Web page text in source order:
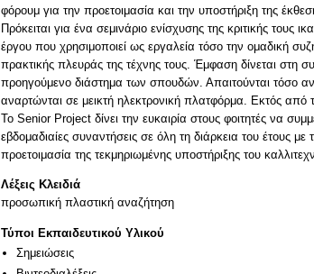
φόρουμ για την προετοιμασία και την υποστήριξη της
Πρόκειται για ένα σεμινάριο ενίσχυσης της κριτικής τους
έργου που χρησιμοποιεί ως εργαλεία τόσο την ομαδική
πρακτικής πλευράς της τέχνης τους. Έμφαση δίνεται στη
προηγούμενο διάστημα των σπουδών. Απαιτούνται τόσο
αναρτώνται σε μεικτή ηλεκτρονική πλατφόρμα. Εκτός από
Το Senior Project δίνει την ευκαιρία στους φοιτητές να
εβδομαδιαίες συναντήσεις σε όλη τη διάρκεια του έτους
προετοιμασία της τεκμηριωμένης υποστήριξης του
Λέξεις Κλειδιά
προσωπική πλαστική αναζήτηση
Τύποι Εκπαιδευτικού Υλικού
Σημειώσεις